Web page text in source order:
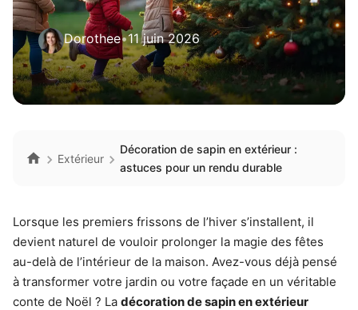
Dorothee•11 juin 2026
Extérieur
Décoration de sapin en extérieur :
astuces pour un rendu durable
Lorsque les premiers frissons de l’hiver s’installent, il
devient naturel de vouloir prolonger la magie des fêtes
au-delà de l’intérieur de la maison. Avez-vous déjà pensé
à transformer votre jardin ou votre façade en un véritable
conte de Noël ? La décoration de sapin en extérieur